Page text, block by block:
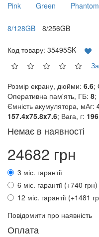
Pink Green
8/128GB 8/256GB
Код товару: 35495SK
Розмір екрану, дюйми: 6.6;
Оперативна пам'ять, ГБ: 8;
Ємність акумулятора, мАг:
157.4x75.8x7.6; Вага, г: 196
Немає в наявності
24682 грн
3 міс. гарантії
6 міс. гарантії (+740 грн)
12 міс. гарантії (+1481
Повідомити про наявність
Оплата